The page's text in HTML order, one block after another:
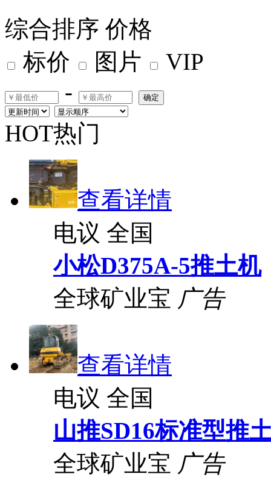
综合排序 价格
标价
图片
VIP
-
确定
HOT热门
查看详情
电议 全国
小松D375A-5推土机
全球矿业宝 广告
查看详情
电议 全国
山推SD16标准型推
全球矿业宝 广告